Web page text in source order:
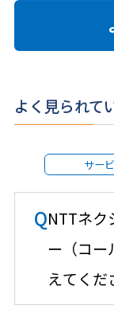
よく見られて
サー
QNTTネク
ー（コー
えてくだ